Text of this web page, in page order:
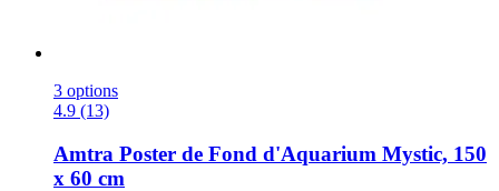
3 options
4.9 (13)
Amtra Poster de Fond d'Aquarium Mystic, 150
x 60 cm